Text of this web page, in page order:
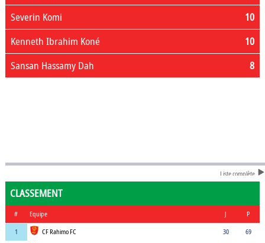
10
Severin Komi
10
Kenneth Ibrahim Koné
8
Sansan Hassamy Dah
Liste complète
CLASSEMENT
# Equipe J
P
1
CF Rahimo FC 30
69